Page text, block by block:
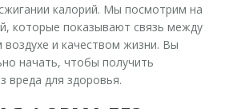
калорий. Мы посмотрим на
которые показывают связь между
и качеством жизни. Вы
начать, чтобы получить
вреда для здоровья.